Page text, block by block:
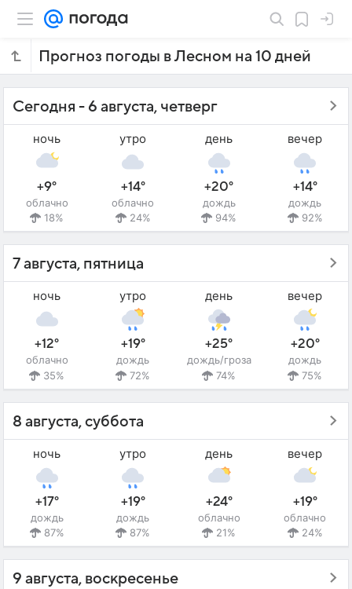
Прогноз погоды в Лесном на 10 дней
Сегодня - 6 августа, четверг
ночь
+9°
облачно
18%
утро
+14°
облачно
24%
день
+20°
дождь
94%
вечер
+14°
дождь
92%
7 августа, пятница
ночь
+12°
облачно
35%
утро
+19°
дождь
72%
день
+25°
дождь/гроза
74%
вечер
+20°
дождь
75%
8 августа, суббота
ночь
+17°
дождь
87%
утро
+19°
дождь
87%
день
+24°
облачно
21%
вечер
+19°
облачно
24%
9 августа, воскресенье